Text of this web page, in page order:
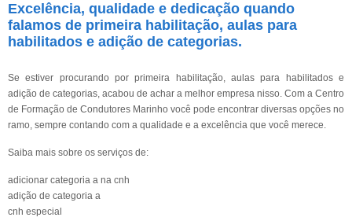
Excelência, qualidade e dedicação quando
falamos de primeira habilitação, aulas para
habilitados e adição de categorias.
Se estiver procurando por primeira habilitação, aulas para habilitados e
adição de categorias, acabou de achar a melhor empresa nisso. Com a Centro
de Formação de Condutores Marinho você pode encontrar diversas opções no
ramo, sempre contando com a qualidade e a excelência que você merece.
Saiba mais sobre os serviços de:
adicionar categoria a na cnh
adição de categoria a
cnh especial